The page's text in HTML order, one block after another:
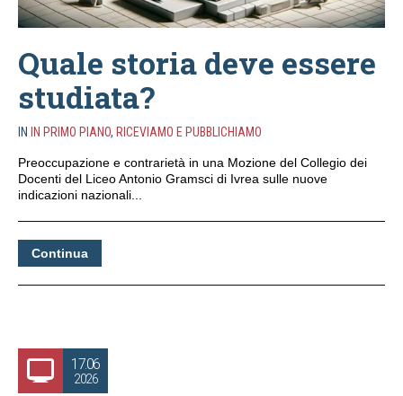
Quale storia deve essere
studiata?
IN IN PRIMO PIANO, RICEVIAMO E PUBBLICHIAMO
Preoccupazione e contrarietà in una Mozione del Collegio dei
Docenti del Liceo Antonio Gramsci di Ivrea sulle nuove
indicazioni nazionali...
Continua
17.06
2026